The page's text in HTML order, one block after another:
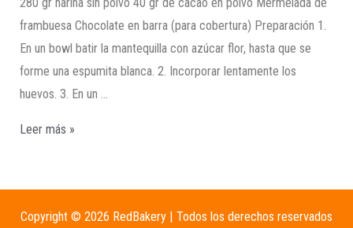
280 gr harina sin polvo 40 gr de cacao en polvo Mermelada de
frambuesa Chocolate en barra (para cobertura) Preparación 1.
En un bowl batir la mantequilla con azúcar flor, hasta que se
forme una espumita blanca. 2. Incorporar lentamente los
huevos. 3. En un …
Leer más »
Copyright © 2026 RedBakery | Todos los derechos reservados